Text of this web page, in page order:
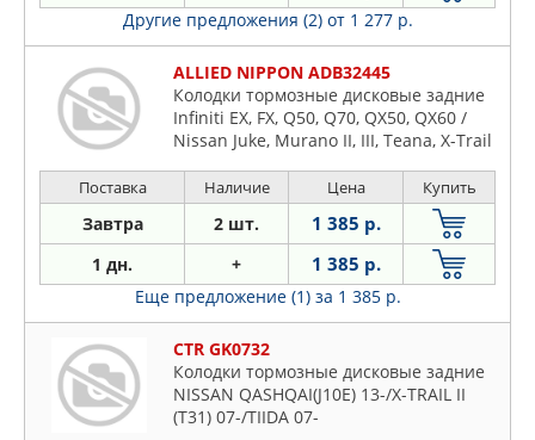
Другие предложения (2) от 1 277 р.
ALLIED NIPPON ADB32445
Колодки тормозные дисковые задние
Infiniti EX, FX, Q50, Q70, QX50, QX60 /
Nissan Juke, Murano II, III, Teana, X-Trail
Поставка Наличие Цена Купить
Завтра 2 шт. 1 385 р.
1 дн. + 1 385 р.
Еще предложение (1) за 1 385 р.
CTR GK0732
Колодки тормозные дисковые задние
NISSAN QASHQAI(J10E) 13-/X-TRAIL II
(T31) 07-/TIIDA 07-